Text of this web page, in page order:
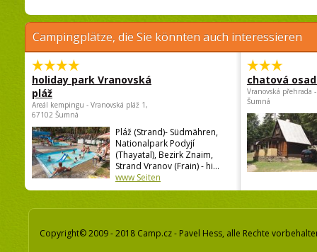
Campingplätze, die Sie könnten auch interessieren
holiday park Vranovská
pláž
Areál kempingu - Vranovská pláž 1,
67102 Šumná
Pláž (Strand)- Südmähren,
Nationalpark Podyjí
(Thayatal), Bezirk Znaim,
Strand Vranov (Frain) - hi...
www Seiten
chatová
Vranovská přehrada
Šumná
Copyright© 2009 - 2018 Camp.cz - Pavel Hess, alle Rechte